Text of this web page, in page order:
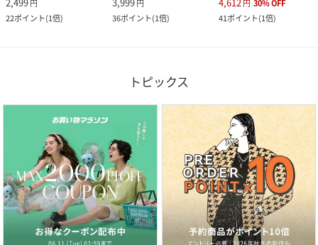
円
22ポイント(1倍)
円
36ポイント(1倍)
円 30%OFF
41ポイント(1倍)
トピックス